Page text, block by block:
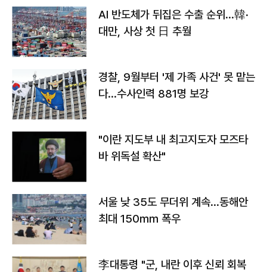
AI 반도체가 뒤집은 수출 순위…韓·
대만, 사상 첫 日 추월
경찰, 9월부터 '제 가족 사건' 못 맡는
다…수사인력 881명 보강
"이란 지도부 내 최고지도자 모즈타
바 위독설 확산"
서울 낮 35도 무더위 계속…동해안
최대 150㎜ 폭우
李대통령 "군, 내란 이후 신뢰 회복